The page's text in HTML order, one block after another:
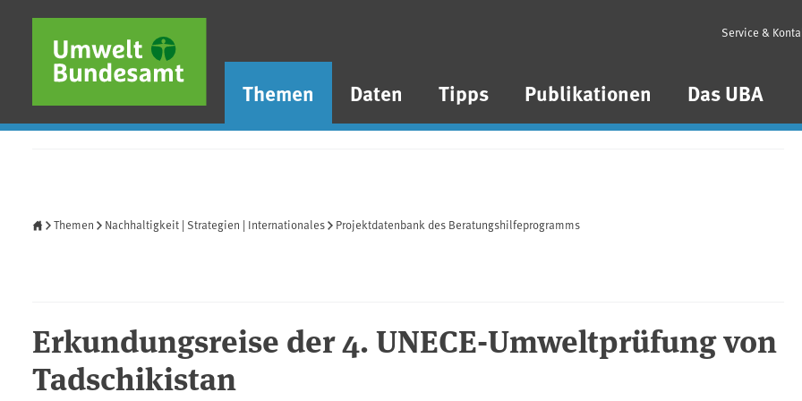
Direkt zum Inhalt
Direkt zum Hauptmenü
Direkt zur Fußzeile
Themen Daten Tipps Publikationen Das UBA
Service &
Themen Nachhaltigkeit | Strategien | Internationales Projektdatenbank des Beratungshilfeprogramms
Erkundungsreise der 4. UNECE-Umweltprüfung von
Tadschikistan